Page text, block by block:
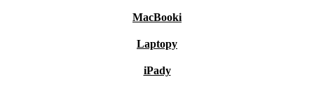
MacBooki
Laptopy
iPady